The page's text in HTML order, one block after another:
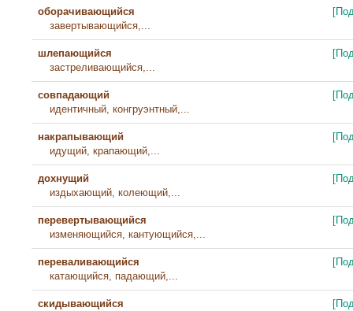
оборачивающийся
завертывающийся,...
шлепающийся
застреливающийся,...
совпадающий
идентичный, конгруэнтный,...
накрапывающий
идущий, крапающий,...
дохнущий
издыхающий, колеющий,...
перевертывающийся
изменяющийся, кантующийся,...
переваливающийся
катающийся, падающий,...
скидывающийся